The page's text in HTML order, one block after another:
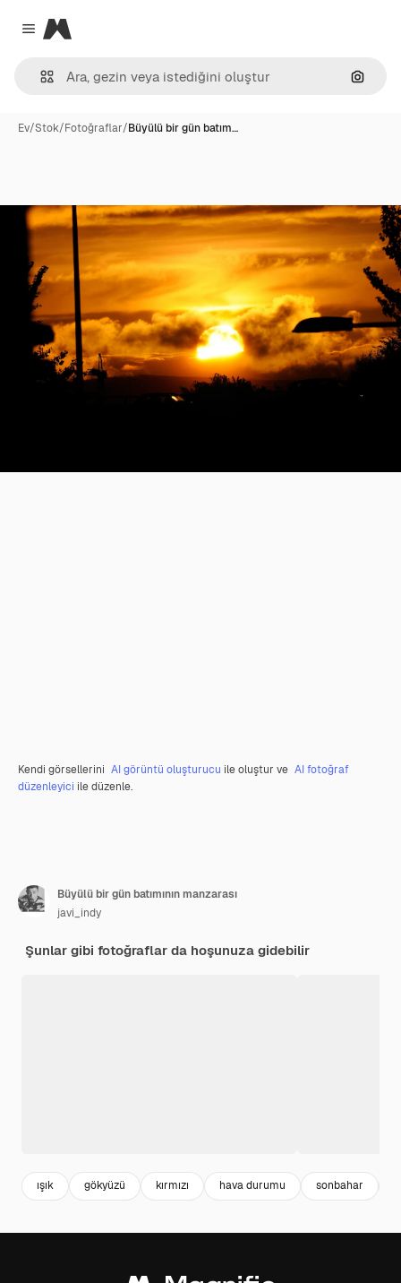
Close menu
Magnific
Ev/Stok/Fotoğraflar/Büyülü bir gün batım…
Kendi görsellerini AI görüntü oluşturucu ile oluştur ve AI fotoğraf
düzenleyici ile düzenle.
Büyülü bir gün batımının manzarası
javi_indy
Şunlar gibi fotoğraflar da hoşunuza gidebilir
ışık gökyüzü kırmızı hava durumu sonbahar